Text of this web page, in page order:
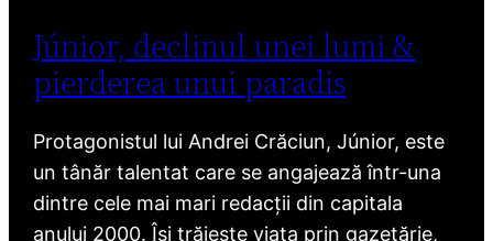
Júnior, declinul unei lumi &
pierderea unui paradis
Protagonistul lui Andrei Crăciun, Júnior, este
un tânăr talentat care se angajează într-una
dintre cele mai mari redacții din capitala
anului 2000. Își trăiește viața prin gazetărie,